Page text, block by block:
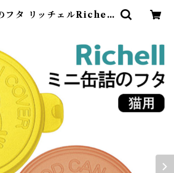
フタ リッチェルRichell
＆オレンジ(1セット)497
| DearKM ❤︎フレ
チブルドック孔明